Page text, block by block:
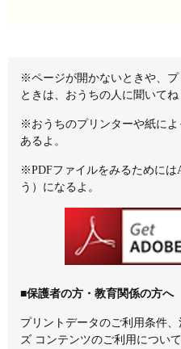
※ページが開かないときや、
ときは、おうちの人に聞いてね
※おうちのプリンターや紙に
あるよ。
※PDFファイルをみるためには
う）になるよ。
■保護者の方・教育関係の方へ
プリントデータのご利用条件
ズ コンテンツのご利用について